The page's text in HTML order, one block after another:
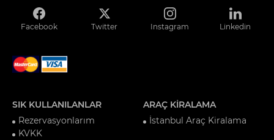
Facebook Twitter Instagram Linkedin
SIK KULLANILANLAR
Rezervasyonlarım
KVKK
ARAÇ KİRALAMA
İstanbul Araç Kiralama